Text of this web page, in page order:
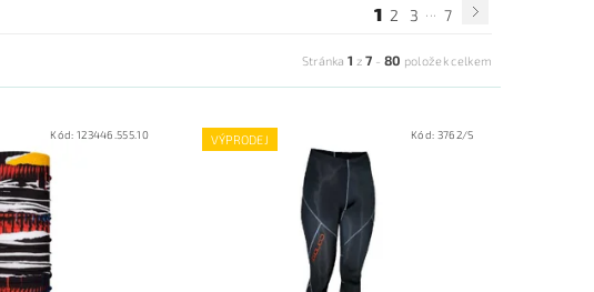
1 2 3 ... 7
Stránka1 z7 - 80 položek celkem
Kód: 123446.555.10 VÝPRODEJ Kód: 3762/S